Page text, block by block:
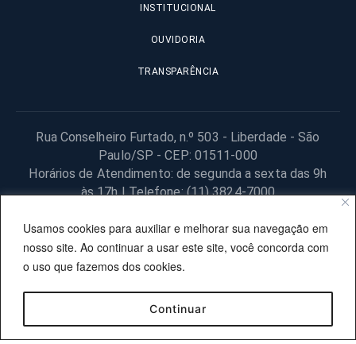
Usamos cookies para auxiliar e melhorar sua navegação em
nosso site. Ao continuar a usar este site, você concorda com
o uso que fazemos dos cookies.
Continuar
INSTITUCIONAL
OUVIDORIA
TRANSPARÊNCIA
Rua Conselheiro Furtado, n.º 503 - Liberdade - São
Paulo/SP - CEP: 01511-000
Horários de Atendimento: de segunda a sexta das 9h
às 17h | Telefone: (11) 3824-7000
© 2025 Fundação Procon – SP – Todos os direitos reservados. |
Site desenvolvido pela PRODESP.